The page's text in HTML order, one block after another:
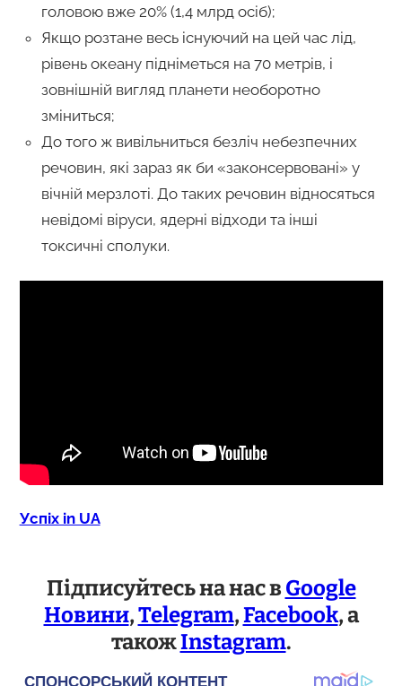
головою вже 20% (1,4 млрд осіб);
Якщо розтане весь існуючий на цей час лід,
рівень океану підніметься на 70 метрів, і
зовнішній вигляд планети необоротно
зміниться;
До того ж вивільниться безліч небезпечних
речовин, які зараз як би «законсервовані» у
вічній мерзлоті. До таких речовин відносяться
невідомі віруси, ядерні відходи та інші
токсичні сполуки.
Успіх in UA
Підписуйтесь на нас вGoogle
Новини,Telegram,Facebook, а
такожInstagram.